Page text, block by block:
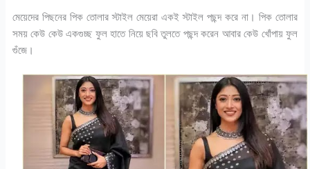
মেয়েদের পিছনের পিক তোলার স্টাইল মেয়েরা একই স্টাইল পছন্দ করে না। পিক তোলার
সময় কেউ কেউ একগুচ্ছ ফুল হাতে নিয়ে ছবি তুলতে পছন্দ করেন আবার কেউ খোঁপায় ফুল
গুঁজে।